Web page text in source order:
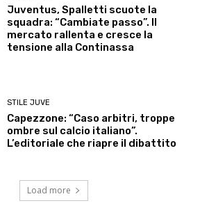
Juventus, Spalletti scuote la
squadra: “Cambiate passo”. Il
mercato rallenta e cresce la
tensione alla Continassa
STILE JUVE
Capezzone: “Caso arbitri, troppe
ombre sul calcio italiano”.
L’editoriale che riapre il dibattito
Load more